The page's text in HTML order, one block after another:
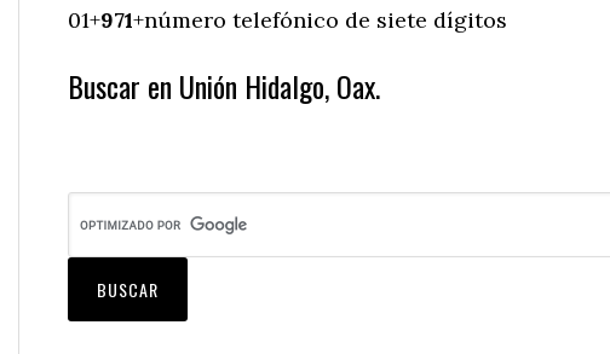
01+971+número telefónico de siete dígitos
Buscar en Unión Hidalgo, Oax.